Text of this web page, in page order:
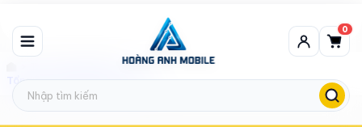
0
Tổng quan về Macintosh 128K